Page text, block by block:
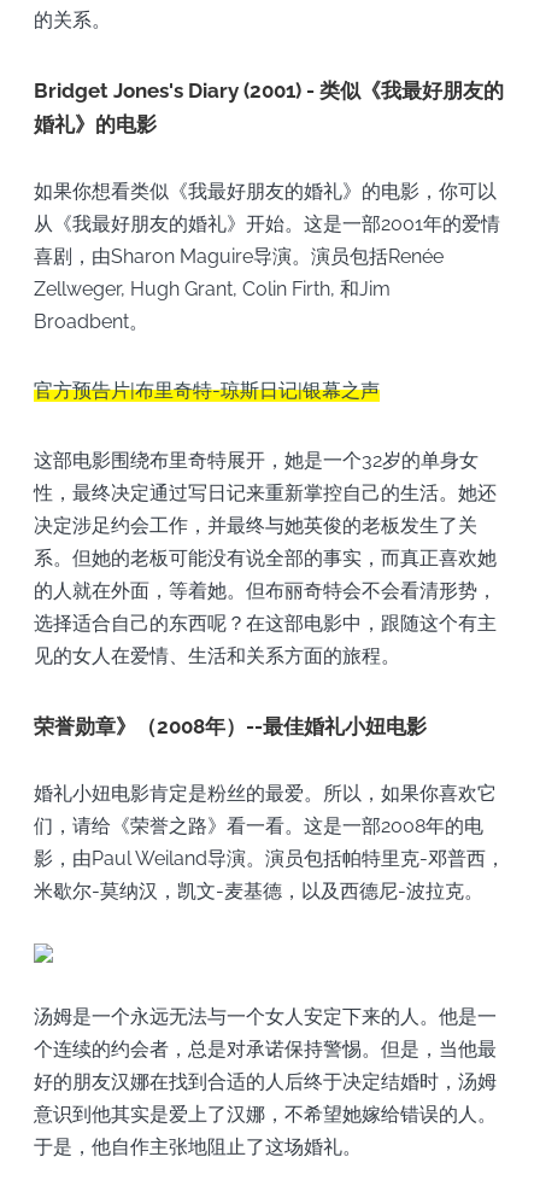
的关系。
Bridget Jones's Diary (2001) - 类似《我最好朋友的
婚礼》的电影
如果你想看类似《我最好朋友的婚礼》的电影，你可以
从《我最好朋友的婚礼》开始。这是一部2001年的爱情
喜剧，由Sharon Maguire导演。演员包括Renée
Zellweger, Hugh Grant, Colin Firth, 和Jim
Broadbent。
官方预告片|布里奇特-琼斯日记|银幕之声
这部电影围绕布里奇特展开，她是一个32岁的单身女
性，最终决定通过写日记来重新掌控自己的生活。她还
决定涉足约会工作，并最终与她英俊的老板发生了关
系。但她的老板可能没有说全部的事实，而真正喜欢她
的人就在外面，等着她。但布丽奇特会不会看清形势，
选择适合自己的东西呢？在这部电影中，跟随这个有主
见的女人在爱情、生活和关系方面的旅程。
荣誉勋章》（2008年）--最佳婚礼小妞电影
婚礼小妞电影肯定是粉丝的最爱。所以，如果你喜欢它
们，请给《荣誉之路》看一看。这是一部2008年的电
影，由Paul Weiland导演。演员包括帕特里克-邓普西，
米歇尔-莫纳汉，凯文-麦基德，以及西德尼-波拉克。
汤姆是一个永远无法与一个女人安定下来的人。他是一
个连续的约会者，总是对承诺保持警惕。但是，当他最
好的朋友汉娜在找到合适的人后终于决定结婚时，汤姆
意识到他其实是爱上了汉娜，不希望她嫁给错误的人。
于是，他自作主张地阻止了这场婚礼。